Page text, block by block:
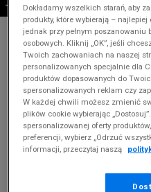
-10% ZA MIN. 500 ZŁ KOD: SUM10
* Zdjęcie poglądowe
BIRKENSTOCK NAPLES
Produkt pochodzi z końcówek
sezonów lub z ekspozycji.
719,99 zł cena rekomendowana
399,99 zł
Dokładamy wszelkich starań, aby
produkty, które wybierają –
jednak przy pełnym
osobowych. Kliknij „OK”, jeśli
Twoich zachowaniach na naszej
personalizowanych specjalnie dla
produktów dopasowanych do
spersonalizowanych reklam czy
W każdej chwili możesz zmienić
plików cookie wybierając
spersonalizowanej oferty
preferencji, wybierz „Odrzuć
informacji, przeczytaj naszą